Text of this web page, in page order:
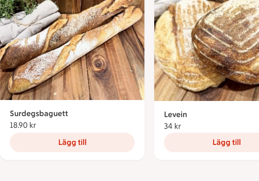
Surdegsbaguett
18.90 kr
Lägg till
Levein
34 kr
Lägg till